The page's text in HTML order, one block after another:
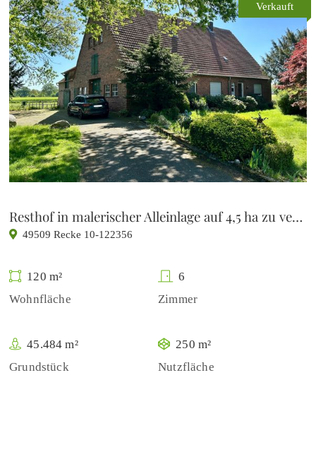
Verkauft
Resthof in malerischer Alleinlage auf 4,5 ha zu verkaufen
49509 Recke 10-122356
120 m²
Wohnfläche
6
Zimmer
45.484 m²
Grundstück
250 m²
Nutzfläche